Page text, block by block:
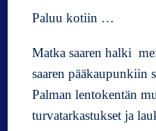
Paluu kotiin …
Matka saaren halki
saaren
Palman lentokentän
turvatarkastukset ja